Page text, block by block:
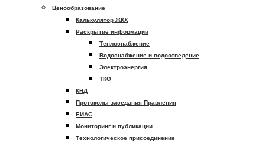
Ценообразование
Калькулятор ЖКХ
Раскрытие информации
Теплоснабжение
Водоснабжение и водоотведение
Электроэнергия
ТКО
КНД
Протоколы заседания Правления
ЕИАС
Мониторинг и публикации
Технологическое присоединение